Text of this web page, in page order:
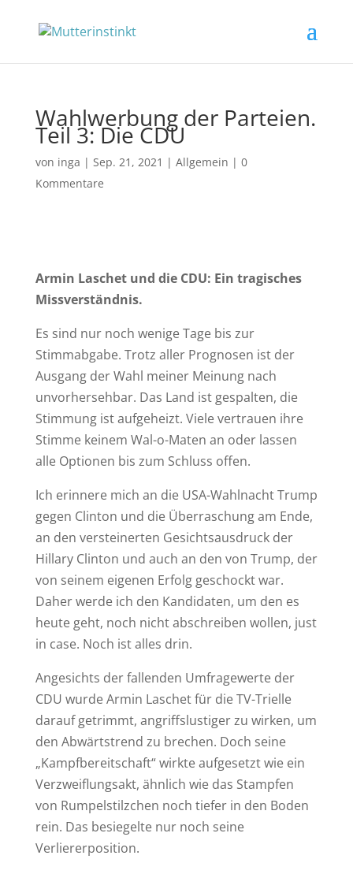
Wahlwerbung der Parteien.
Teil 3: Die CDU
von inga | Sep. 21, 2021 | Allgemein | 0
Kommentare
Armin Laschet und die CDU: Ein tragisches
Missverständnis.
Es sind nur noch wenige Tage bis zur
Stimmabgabe. Trotz aller Prognosen ist der
Ausgang der Wahl meiner Meinung nach
unvorhersehbar. Das Land ist gespalten, die
Stimmung ist aufgeheizt. Viele vertrauen ihre
Stimme keinem Wal-o-Maten an oder lassen
alle Optionen bis zum Schluss offen.
Ich erinnere mich an die USA-Wahlnacht Trump
gegen Clinton und die Überraschung am Ende,
an den versteinerten Gesichtsausdruck der
Hillary Clinton und auch an den von Trump, der
von seinem eigenen Erfolg geschockt war.
Daher werde ich den Kandidaten, um den es
heute geht, noch nicht abschreiben wollen, just
in case. Noch ist alles drin.
Angesichts der fallenden Umfragewerte der
CDU wurde Armin Laschet für die TV-Trielle
darauf getrimmt, angriffslustiger zu wirken, um
den Abwärtstrend zu brechen. Doch seine
„Kampfbereitschaft“ wirkte aufgesetzt wie ein
Verzweiflungsakt, ähnlich wie das Stampfen
von Rumpelstilzchen noch tiefer in den Boden
rein. Das besiegelte nur noch seine
Verliererposition.